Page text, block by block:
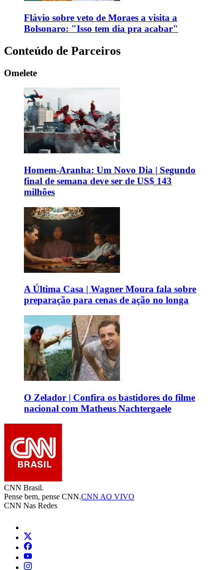
Flávio sobre veto de Moraes a visita a
Bolsonaro: "Isso tem dia pra acabar"
Conteúdo de Parceiros
Omelete
Homem-Aranha: Um Novo Dia | Segundo
final de semana deve ser de US$ 143
milhões
A Última Casa | Wagner Moura fala sobre
preparação para cenas de ação no longa
O Zelador | Confira os bastidores do filme
nacional com Matheus Nachtergaele
CNN Brasil.
Pense bem, pense CNN.CNN AO VIVO
CNN Nas Redes